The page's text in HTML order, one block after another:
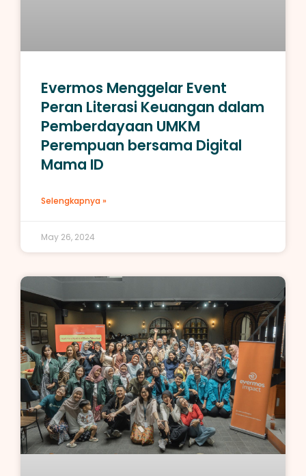
Evermos Menggelar Event
Peran Literasi Keuangan dalam
Pemberdayaan UMKM
Perempuan bersama Digital
Mama ID
Selengkapnya »
May 26, 2024